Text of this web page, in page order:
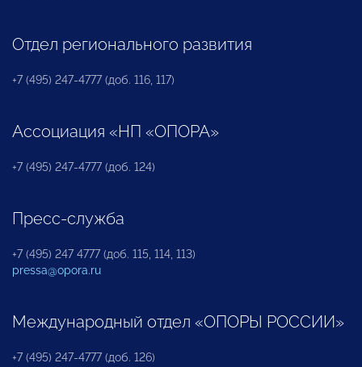
Отдел регионального развития
+7 (495) 247-4777 (доб. 116, 117)
Ассоциация «НП «ОПОРА»
+7 (495) 247-4777 (доб. 124)
Пресс-служба
+7 (495) 247 4777 (доб. 115, 114, 113)
pressa@opora.ru
Международный отдел «ОПОРЫ РОССИИ»
+7 (495) 247-4777 (доб. 126)